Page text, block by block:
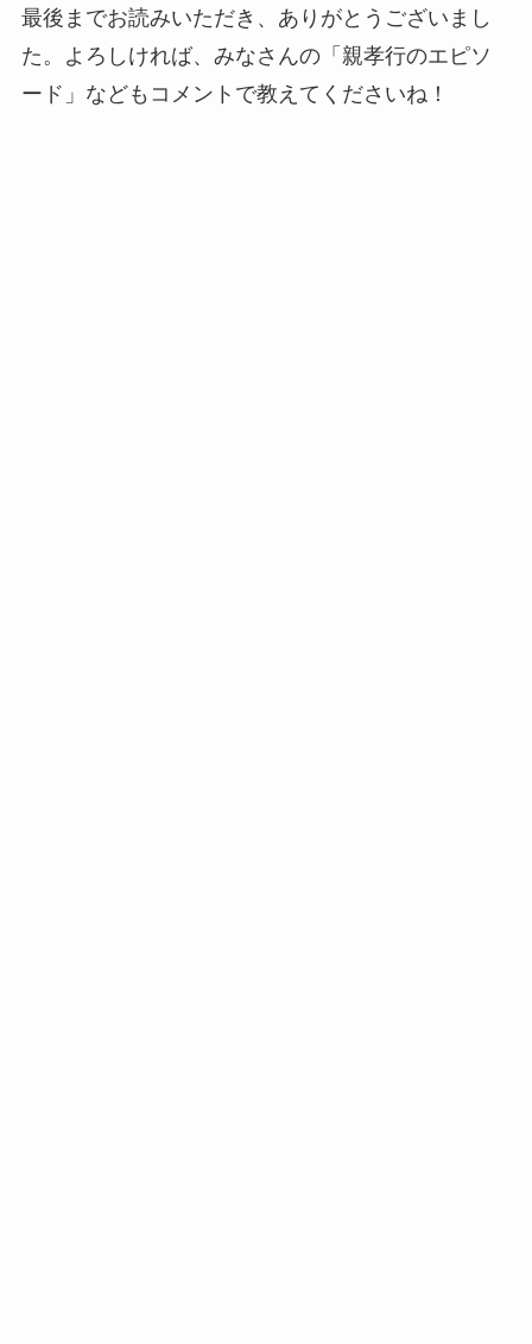
最後までお読みいただき、ありがとうございまし
た。よろしければ、みなさんの「親孝行のエピソ
ード」などもコメントで教えてくださいね！